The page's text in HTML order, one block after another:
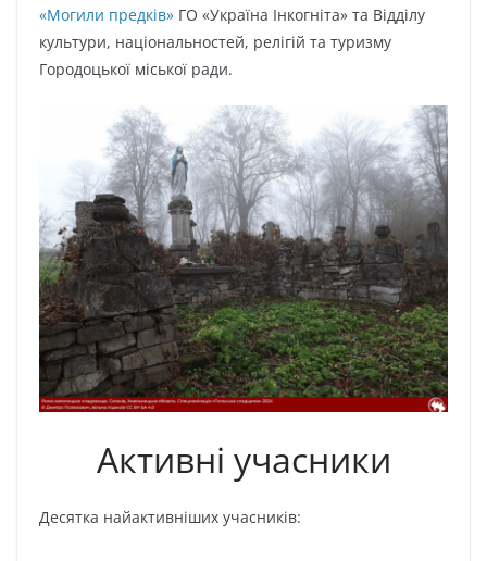
«Могили предків» ГО «Україна Інкогніта» та Відділу
культури, національностей, релігій та туризму
Городоцької міської ради.
Активні учасники
Десятка найактивніших учасників: